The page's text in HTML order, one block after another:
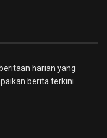
harian yang
berita terkini